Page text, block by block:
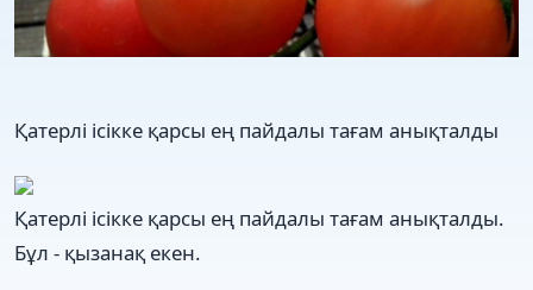
Қатерлі ісікке қарсы ең пайдалы тағам анықталды
Қатерлі ісікке қарсы ең пайдалы тағам анықталды.
Бұл - қызанақ екен.